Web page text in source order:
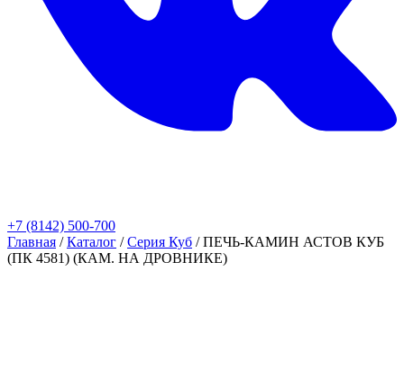
+7 (8142) 500-700
Главная / Каталог / Серия Куб / ПЕЧЬ-КАМИН АСТОВ КУБ
(ПК 4581) (КАМ. НА ДРОВНИКЕ)